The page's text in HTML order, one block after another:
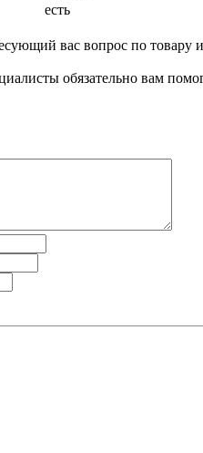
есть
вас вопрос по товару
обязательно вам